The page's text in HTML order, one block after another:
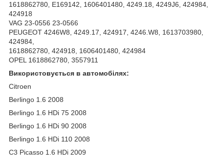
1618862780, E169142, 1606401480, 4249.18, 4249J6, 424984,
424918
VAG 23-0556 23-0566
PEUGEOT 4246W8, 4249.17, 424917, 4246.W8, 1613703980,
424984,
1618862780, 424918, 1606401480, 424984
OPEL 1618862780, 3557911
Використовується в автомобілях:
Citroen
Berlingo 1.6 2008
Berlingo 1.6 HDi 75 2008
Berlingo 1.6 HDi 90 2008
Berlingo 1.6 HDi 110 2008
C3 Picasso 1.6 HDi 2009